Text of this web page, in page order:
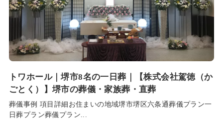
トワホール｜堺市8名の一日葬｜【株式会社駕徳（か
ごとく）】堺市の葬儀・家族葬・直葬
葬儀事例 項目詳細お住まいの地域堺市堺区六条通葬儀プラン一
日葬プラン葬儀プラン...